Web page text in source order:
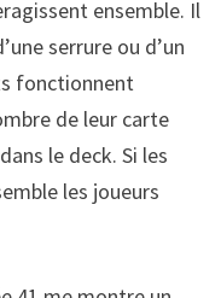
ensemble. Il
serrure ou d’un
fonctionnent
de leur carte
le deck. Si les
les joueurs